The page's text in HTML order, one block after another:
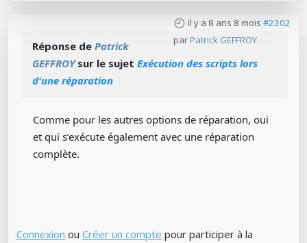
il y a 8 ans 8 mois #2302
par Patrick GEFFROY
Réponse de Patrick
GEFFROYsur le sujet Exécution des scripts lors
d'une réparation
Comme pour les autres options de réparation, oui
et qui s’exécute également avec une réparation
complète.
Connexion ou Créer un compte pour participer à la